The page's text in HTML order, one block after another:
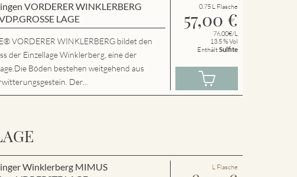
VORDERER WINKLERBERG
LAGE
VORDERER WINKLERBERG bildet den
der Einzellage Winklerberg, eine der
Böden bestehen weitgehend aus
Der...
0.75 L Flasche
57,00 €
76.00€/L
13.5 % Vol
EnthältSulfite
Winklerberg MIMUS
L Flasche